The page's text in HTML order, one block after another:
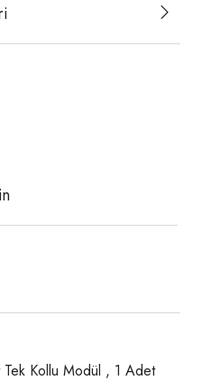
Kollu Modül , 1 Adet